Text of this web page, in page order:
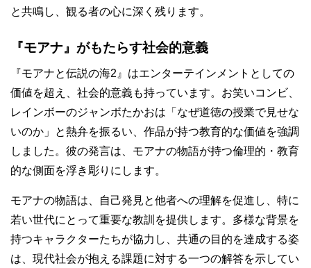
と共鳴し、観る者の心に深く残ります。
『モアナ』がもたらす社会的意義
『モアナと伝説の海2』はエンターテインメントとしての
価値を超え、社会的意義も持っています。お笑いコンビ、
レインボーのジャンボたかおは「なぜ道徳の授業で見せな
いのか」と熱弁を振るい、作品が持つ教育的な価値を強調
しました。彼の発言は、モアナの物語が持つ倫理的・教育
的な側面を浮き彫りにします。
モアナの物語は、自己発見と他者への理解を促進し、特に
若い世代にとって重要な教訓を提供します。多様な背景を
持つキャラクターたちが協力し、共通の目的を達成する姿
は、現代社会が抱える課題に対する一つの解答を示してい